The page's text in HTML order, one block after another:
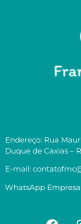
Endereço: Rua
Duque de Caxias –
E-mail:
WhatsApp